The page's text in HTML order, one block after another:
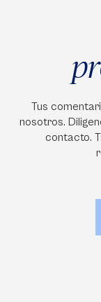
Tus
nosotros.
contacto.